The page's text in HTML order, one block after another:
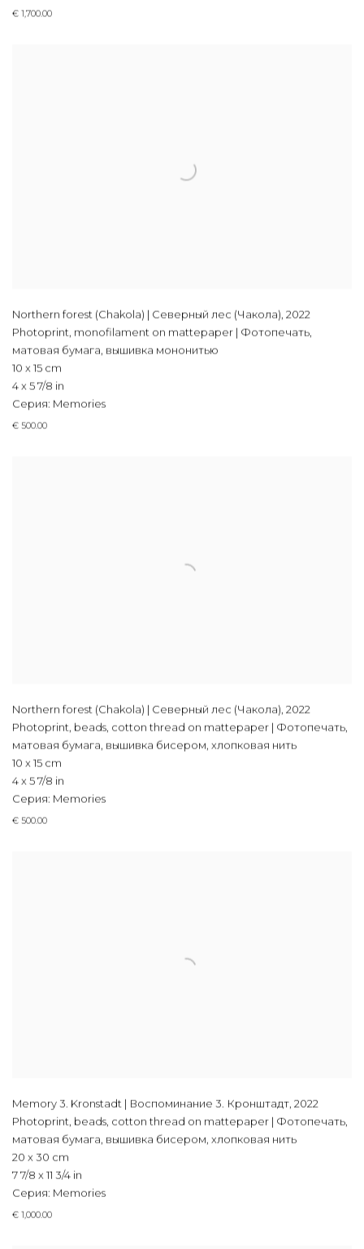
€ 1,700.00
Northern forest (Chakola) | Северный лес (Чакола), 2022
Photoprint, monofilament on mattepaper | Фотопечать,
матовая бумага, вышивка мононитью
10 x 15 cm
4 x 5 7/8 in
Серия: Memories
€ 500.00
Northern forest (Chakola) | Северный лес (Чакола), 2022
Photoprint, beads, cotton thread on mattepaper | Фотопечать,
матовая бумага, вышивка бисером, хлопковая нить
10 x 15 cm
4 x 5 7/8 in
Серия: Memories
€ 500.00
Memory 3. Kronstadt | Воспоминание 3. Кронштадт, 2022
Photoprint, beads, cotton thread on mattepaper | Фотопечать,
матовая бумага, вышивка бисером, хлопковая нить
20 x 30 cm
7 7/8 x 11 3/4 in
Серия: Memories
€ 1,000.00